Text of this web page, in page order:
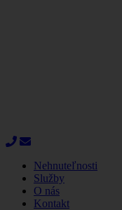
Nehnuteľnosti
Služby
O nás
Kontakt